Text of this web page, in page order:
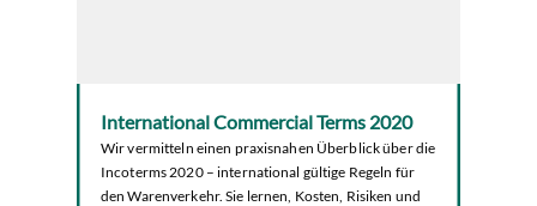
International Commercial Terms 2020
Wir vermitteln einen praxisnahen Überblick über die
Incoterms 2020 – international gültige Regeln für
den Warenverkehr. Sie lernen, Kosten, Risiken und